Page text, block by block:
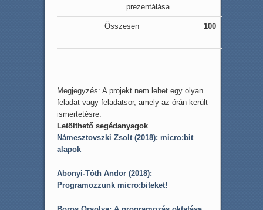
prezentálása
Összesen 100
Megjegyzés: A projekt nem lehet egy olyan
feladat vagy feladatsor, amely az órán került
ismertetésre.
Letölthető segédanyagok
Námesztovszki Zsolt (2018): micro:bit
alapok
Abonyi-Tóth Andor (2018):
Programozzunk micro:biteket!